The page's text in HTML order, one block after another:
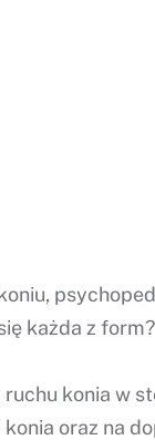
każda z form?
konia w
oraz na